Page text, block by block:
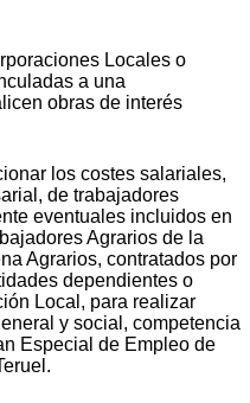
Locales o
a una
obras de interés
los costes salariales,
de trabajadores
eventuales incluidos en
Agrarios de la
Agrarios, contratados por
dependientes o
Local, para realizar
y social, competencia
Especial de Empleo de